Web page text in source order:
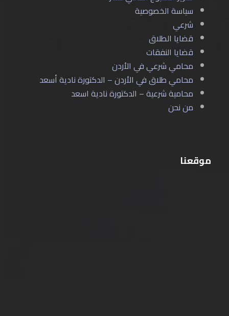
سياسة الخصوصية
شرعي
قضايا الطلاق
قضايا النفقات
محامي شرعي في الأردن
محامي طلاق في الأردن – الدكتورة نادية أسعد
محامية شرعية – الدكتورة نادية اسعد
من نحن
موقعنا